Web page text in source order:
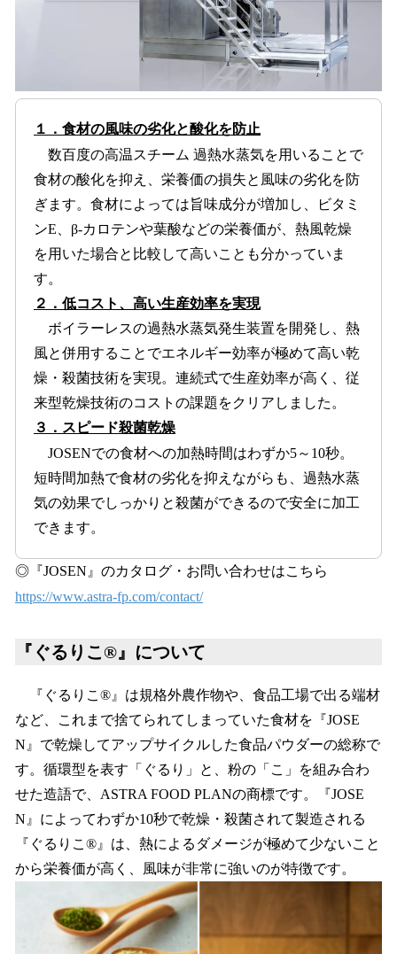
１．食材の風味の劣化と酸化を防止
数百度の高温スチーム 過熱水蒸気を用いることで
食材の酸化を抑え、栄養価の損失と風味の劣化を防
ぎます。食材によっては旨味成分が増加し、ビタミ
ンE、β-カロテンや葉酸などの栄養価が、熱風乾燥
を用いた場合と比較して高いことも分かっていま
す。
２．低コスト、高い生産効率を実現
ボイラーレスの過熱水蒸気発生装置を開発し、熱
風と併用することでエネルギー効率が極めて高い乾
燥・殺菌技術を実現。連続式で生産効率が高く、従
来型乾燥技術のコストの課題をクリアしました。
３．スピード殺菌乾燥
JOSENでの食材への加熱時間はわずか5～10秒。
短時間加熱で食材の劣化を抑えながらも、過熱水蒸
気の効果でしっかりと殺菌ができるので安全に加工
できます。
◎『JOSEN』のカタログ・お問い合わせはこちら
https://www.astra-fp.com/contact/
『ぐるりこ®』について
『ぐるりこ®』は規格外農作物や、食品工場で出る端材
など、これまで捨てられてしまっていた食材を『JOSE
N』で乾燥してアップサイクルした食品パウダーの総称で
す。循環型を表す「ぐるり」と、粉の「こ」を組み合わ
せた造語で、ASTRA FOOD PLANの商標です。『JOSE
N』によってわずか10秒で乾燥・殺菌されて製造される
『ぐるりこ®』は、熱によるダメージが極めて少ないこと
から栄養価が高く、風味が非常に強いのが特徴です。